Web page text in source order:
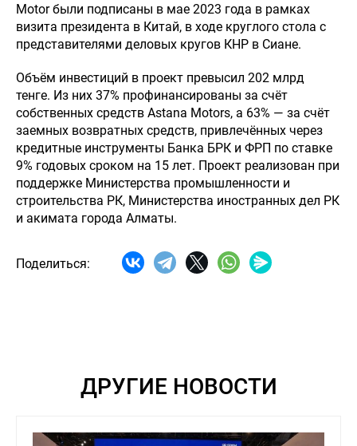
Motor были подписаны в мае 2023 года в рамках
визита президента в Китай, в ходе круглого стола с
представителями деловых кругов КНР в Сиане.
Объём инвестиций в проект превысил 202 млрд
тенге. Из них 37% профинансированы за счёт
собственных средств Astana Motors, а 63% — за счёт
заемных возвратных средств, привлечённых через
кредитные инструменты Банка БРК и ФРП по ставке
9% годовых сроком на 15 лет. Проект реализован при
поддержке Министерства промышленности и
строительства РК, Министерства иностранных дел РК
и акимата города Алматы.
Поделиться:
ДРУГИЕ НОВОСТИ